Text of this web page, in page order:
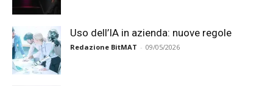
Uso dell’IA in azienda: nuove regole
Redazione BitMAT - 09/05/2026